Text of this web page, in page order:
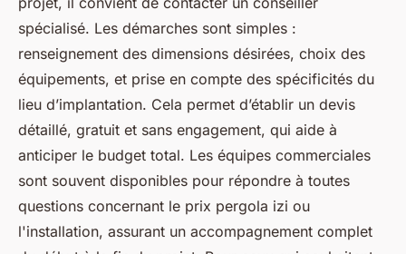
spécialisé. Les démarches sont simples :
renseignement des dimensions désirées, choix des
équipements, et prise en compte des spécificités du
lieu d’implantation. Cela permet d’établir un devis
détaillé, gratuit et sans engagement, qui aide à
anticiper le budget total. Les équipes commerciales
sont souvent disponibles pour répondre à toutes
questions concernant le prix pergola izi ou
l'installation, assurant un accompagnement complet